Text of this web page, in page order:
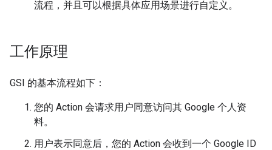
流程，并且可以根据具体应用场景进行自定义。
工作原理
GSI 的基本流程如下：
您的 Action 会请求用户同意访问其 Google 个人资
料。
用户表示同意后，您的 Action 会收到一个 Google ID